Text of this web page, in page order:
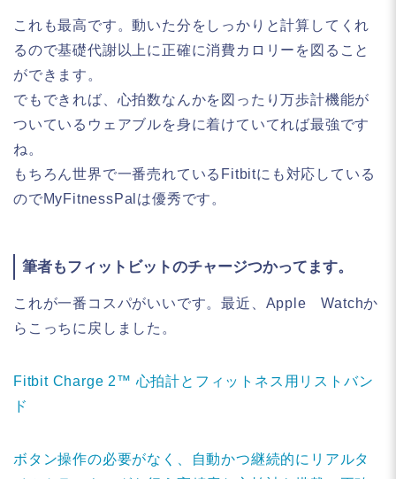
これも最高です。動いた分をしっかりと計算してくれ
るので基礎代謝以上に正確に消費カロリーを図ること
ができます。
でもできれば、心拍数なんかを図ったり万歩計機能が
ついているウェアブルを身に着けていてれば最強です
ね。
もちろん世界で一番売れているFitbitにも対応している
のでMyFitnessPalは優秀です。
筆者もフィットビットのチャージつかってます。
これが一番コスパがいいです。最近、Apple Watchか
らこっちに戻しました。
Fitbit Charge 2™ 心拍計とフィットネス用リストバン
ド
ボタン操作の必要がなく、自動かつ継続的にリアルタ